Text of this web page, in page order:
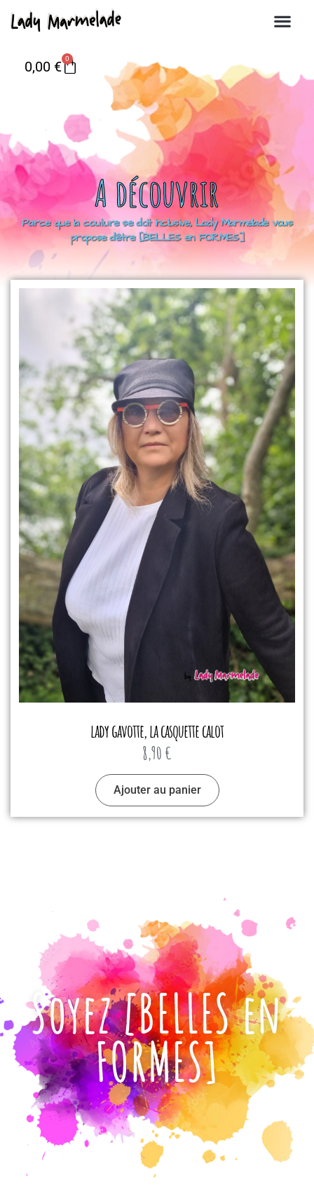
0,00 € 0
A découvrir
Parce que la couture se doit inclusive, Lady Marmelade vous
propose d’être [BELLES en FORMES]
lady gavotte, la casquette calot
8,90 €
Ajouter au panier
Soyez [BELLES en
FORMES]